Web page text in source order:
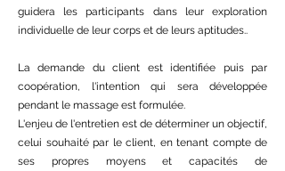
guidera les participants dans leur exploration
individuelle de leur corps et de leurs aptitudes..
La demande du client est identifiée puis par
coopération, l'intention qui sera développée
pendant le massage est formulée.
L'enjeu de l'entretien est de déterminer un objectif,
celui souhaité par le client, en tenant compte de
ses propres moyens et capacités de